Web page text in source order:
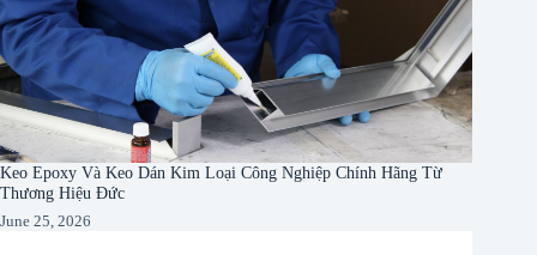
Keo Epoxy Và Keo Dán Kim Loại Công Nghiệp Chính Hãng Từ
Thương Hiệu Đức
June 25, 2026